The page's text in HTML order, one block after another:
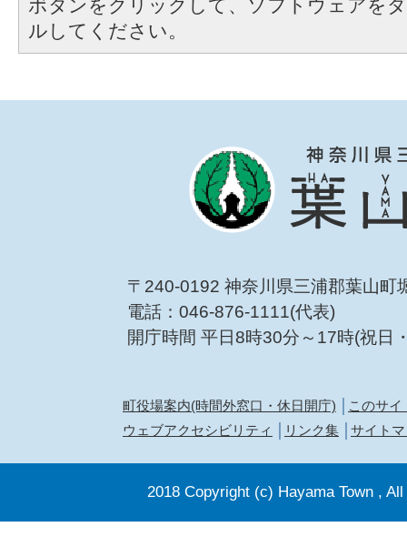
ボタンをクリックして、ソフトウェアを
ルしてください。
〒240-0192 神奈川県三浦郡葉山町
電話：046-876-1111(代表)
開庁時間 平日8時30分～17時(祝日
町役場案内(時間外窓口・休日開庁)
このサイ
ウェブアクセシビリティ
リンク集 サイト
2018 Copyright (c) Hayama Town ,